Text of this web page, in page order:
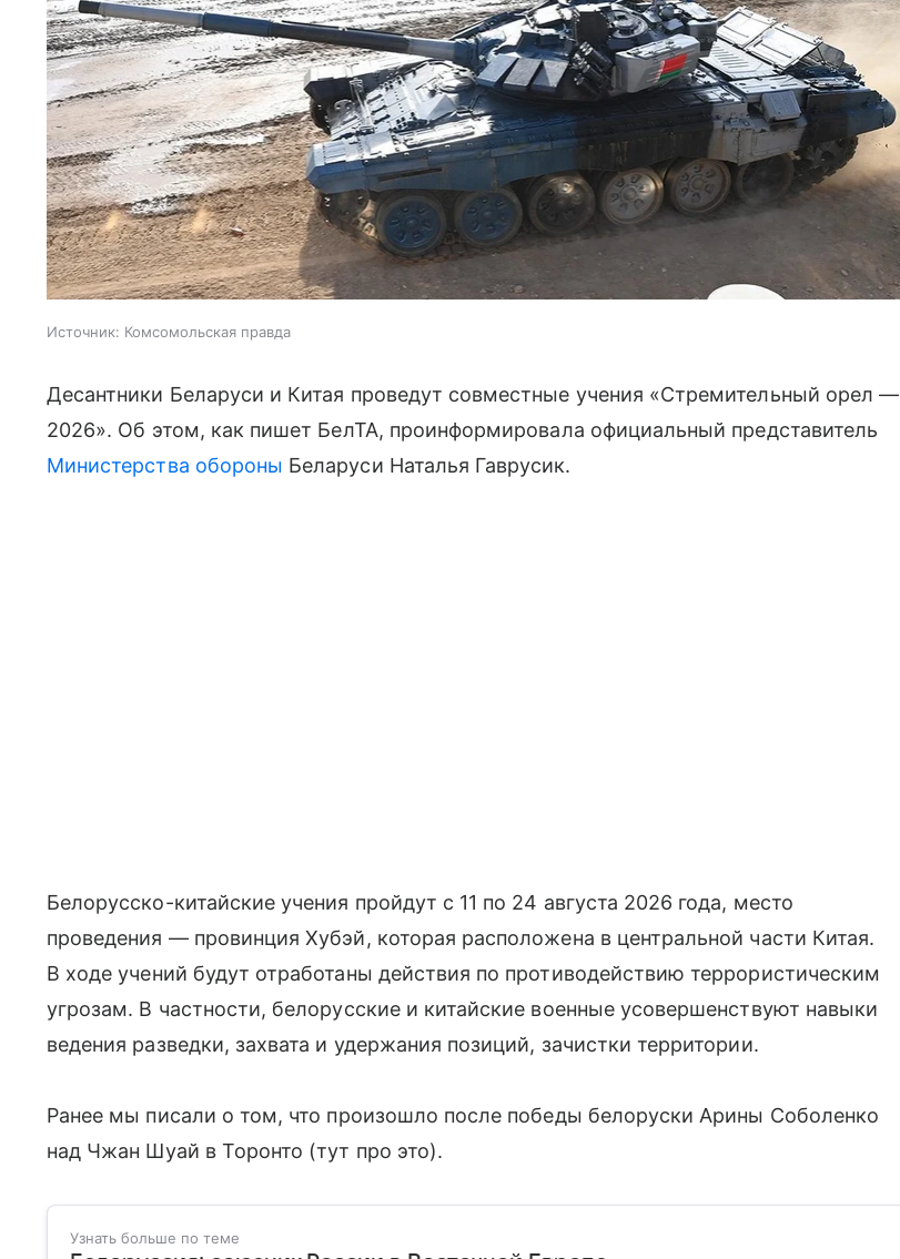
Источник: Комсомольская правда
Десантники Беларуси и Китая проведут совместные учения «Стремительный орел —
2026». Об этом, как пишет БелТА, проинформировала официальный представитель
Министерства обороны Беларуси Наталья Гаврусик.
Белорусско-китайские учения пройдут с 11 по 24 августа 2026 года, место
проведения — провинция Хубэй, которая расположена в центральной части Китая.
В ходе учений будут отработаны действия по противодействию террористическим
угрозам. В частности, белорусские и китайские военные усовершенствуют навыки
ведения разведки, захвата и удержания позиций, зачистки территории.
Ранее мы писали о том, что произошло после победы белоруски Арины Соболенко
над Чжан Шуай в Торонто (тут про это).
Узнать больше по теме